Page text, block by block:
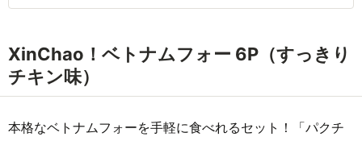
XinChao！ベトナムフォー 6P（すっきり
チキン味）
本格なベトナムフォーを手軽に食べれるセット！「パクチ